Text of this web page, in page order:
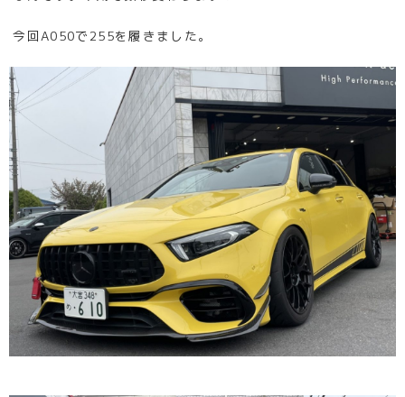
今回A050で255を履きました。